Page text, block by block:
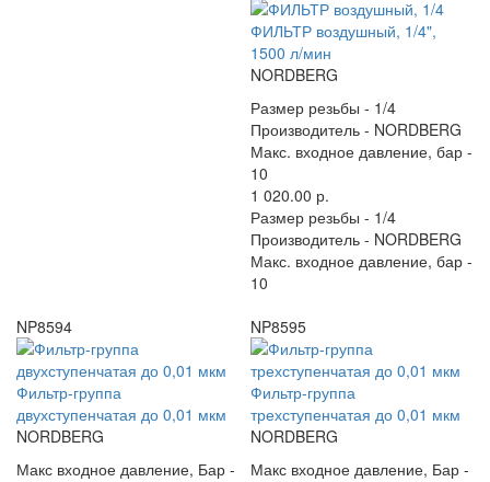
ФИЛЬТР воздушный, 1/4",
1500 л/мин
NORDBERG
Размер резьбы - 1/4
Производитель - NORDBERG
Макс. входное давление, бар -
10
1 020.00 р.
Размер резьбы - 1/4
Производитель - NORDBERG
Макс. входное давление, бар -
10
NP8594
Фильтр-группа
двухступенчатая до 0,01 мкм
NORDBERG
Макс входное давление, Бар -
NP8595
Фильтр-группа
трехступенчатая до 0,01 мкм
NORDBERG
Макс входное давление, Бар -